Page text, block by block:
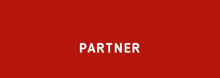
PARTNER